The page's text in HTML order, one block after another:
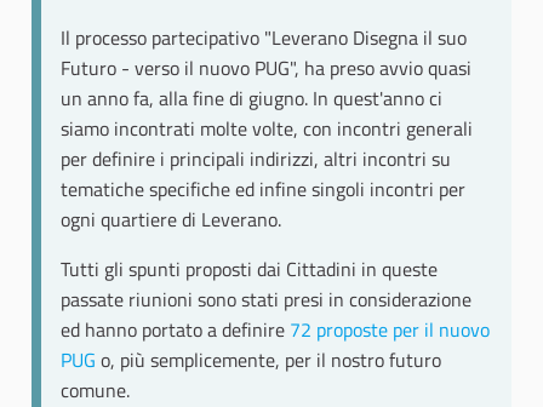
Il processo partecipativo "Leverano Disegna il suo
Futuro - verso il nuovo PUG", ha preso avvio quasi
un anno fa, alla fine di giugno. In quest'anno ci
siamo incontrati molte volte, con incontri generali
per definire i principali indirizzi, altri incontri su
tematiche specifiche ed infine singoli incontri per
ogni quartiere di Leverano.
Tutti gli spunti proposti dai Cittadini in queste
passate riunioni sono stati presi in considerazione
ed hanno portato a definire 72 proposte per il nuovo
PUG o, più semplicemente, per il nostro futuro
comune.